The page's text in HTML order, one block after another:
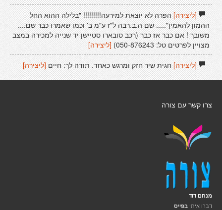
[ליצירה]הפרה לא יוצאת למירעה!!!!!!!!! "בלילה ההוא החל
ההמון להאמין"..... שם ה.ב.רבה ל"ז ע"מ ב' וכמו שאמרו כבר שם....
משובך ! אם כבר אז כבר (רכב סובארו סטיישן יד שנייה למכירה במצב
מצויין לפרטים טל: 050-876243)
[ליצירה]
[ליצירה]חגית שיר חזק ומרגש כאחד. תודה לך: חיים [ליצירה]
צרו קשר עם צורה
מנחם דוד
דברו איתי בפייס